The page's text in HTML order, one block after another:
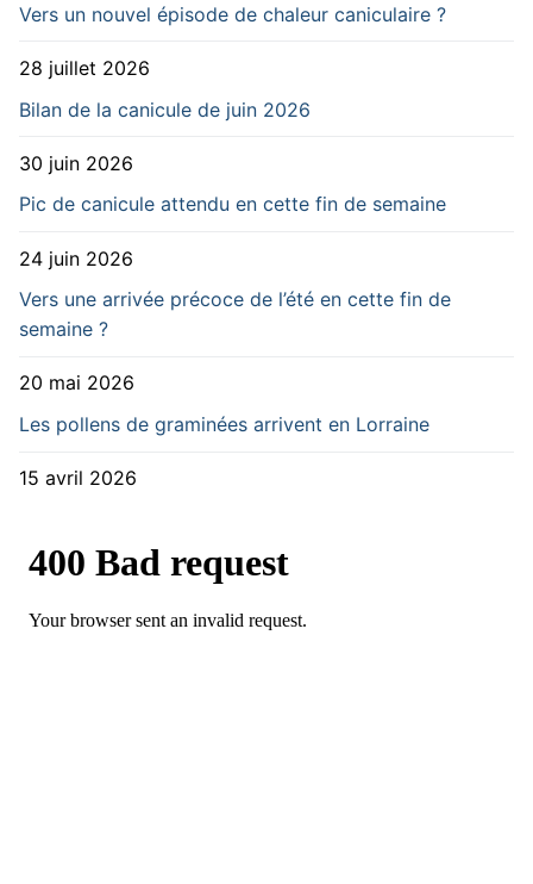
Vers un nouvel épisode de chaleur caniculaire ?
28 juillet 2026
Bilan de la canicule de juin 2026
30 juin 2026
Pic de canicule attendu en cette fin de semaine
24 juin 2026
Vers une arrivée précoce de l’été en cette fin de
semaine ?
20 mai 2026
Les pollens de graminées arrivent en Lorraine
15 avril 2026